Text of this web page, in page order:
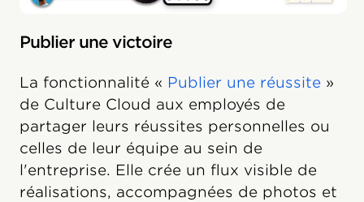
Publier une victoire
La fonctionnalité « Publier une réussite »
de Culture Cloud aux employés de
partager leurs réussites personnelles ou
celles de leur équipe au sein de
l'entreprise. Elle crée un flux visible de
réalisations, accompagnées de photos et